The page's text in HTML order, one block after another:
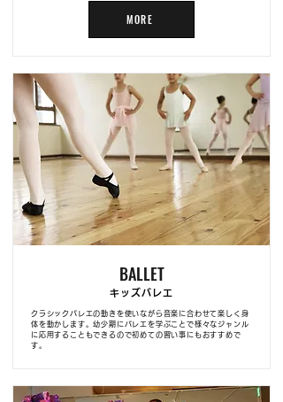
MORE
BALLET
キッズバレエ
クラシックバレエの動きを使いながら音楽に合わせて楽しく身
体を動かします。幼少期にバレエを学ぶことで様々なジャンル
に応用することもできるので初めての習い事にもおすすめで
す。